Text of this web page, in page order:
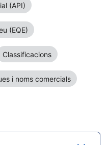
(API)
(EQE)
Classificacions
i noms comercials